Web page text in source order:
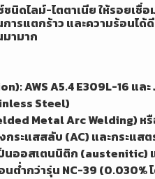
นิดไลม์-ไตตาเนีย ให้รอยเ
ารแตกร้าว และความร้อนไ
ามาก
AWS A5.4 E309L-16 และ
Steel)
Metal Arc Welding) ห
ระแสสลับ (AC) และกระแสต
ป็นออสเตนนิติก
ำกว่ารุ่น NC-39